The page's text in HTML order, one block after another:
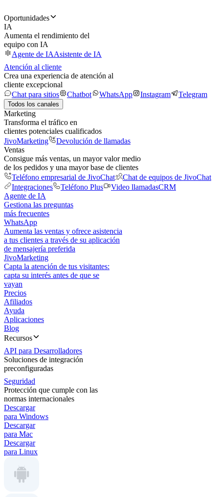
Oportunidades
IA
Aumenta el rendimiento del
equipo con IA
Agente de IAAsistente de IA
Atención al cliente
Crea una experiencia de atención al
cliente excepcional
Chat para sitios
Chatbot WhatsApp Instagram Telegram
Todos los canales
Marketing
Transforma el tráfico en
clientes potenciales cualificados
JivoMarketing
Devolución de llamadas
Ventas
Consigue más ventas, un mayor valor medio
de los pedidos y una mayor base de clientes
Teléfono empresarial de JivoChat
Chat de equipos de JivoChat
Integraciones
Teléfono Plus Video llamadasCRM
Agente de IA
Gestiona las preguntas
más frecuentes
WhatsApp
Aumenta las ventas y ofrece asistencia
a tus clientes a través de su aplicación
de mensajería preferida
JivoMarketing
Capta la atención de tus visitantes:
capta su interés antes de que se
vayan
Precios
Afiliados
Ayuda
Aplicaciones
Blog
Recursos
API para Desarrolladores
Soluciones de integración
preconfiguradas
Seguridad
Protección que cumple con las
normas internacionales
Descargar
para Windows
Descargar
para Mac
Descargar
para Linux